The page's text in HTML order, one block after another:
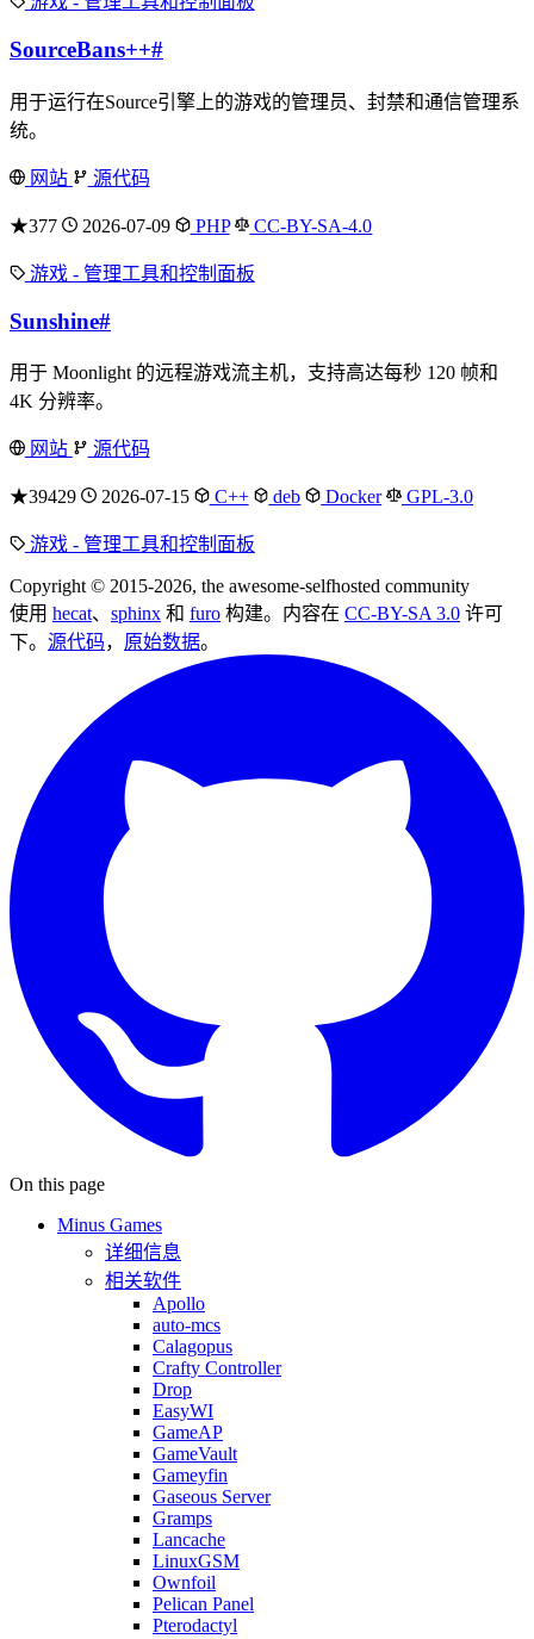
SourceBans++#
用于运行在Source引擎上的游戏的管理员、封禁和通信管理系
统。
网站 源代码
★377 2026-07-09 PHP CC-BY-SA-4.0
游戏 - 管理工具和控制面板
Sunshine#
用于 Moonlight 的远程游戏流主机，支持高达每秒 120 帧和
4K 分辨率。
网站 源代码
★39429 2026-07-15 C++ deb Docker GPL-3.0
游戏 - 管理工具和控制面板
Copyright © 2015-2026, the awesome-selfhosted community
使用 hecat、 sphinx 和 furo 构建。内容在 CC-BY-SA 3.0 许可
下。 源代码， 原始数据。
On this page
Minus Games
详细信息
相关软件
Apollo
auto-mcs
Calagopus
Crafty Controller
Drop
EasyWI
GameAP
GameVault
Gameyfin
Gaseous Server
Gramps
Lancache
LinuxGSM
Ownfoil
Pelican Panel
Pterodactyl